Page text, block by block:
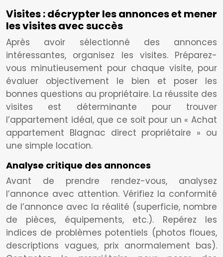
Visites : décrypter les annonces et mener
les visites avec succès
Après avoir sélectionné des annonces
intéressantes, organisez les visites. Préparez-
vous minutieusement pour chaque visite, pour
évaluer objectivement le bien et poser les
bonnes questions au propriétaire. La réussite des
visites est déterminante pour trouver
l’appartement idéal, que ce soit pour un « Achat
appartement Blagnac direct propriétaire » ou
une simple location.
Analyse critique des annonces
Avant de prendre rendez-vous, analysez
l’annonce avec attention. Vérifiez la conformité
de l’annonce avec la réalité (superficie, nombre
de pièces, équipements, etc.). Repérez les
indices de problèmes potentiels (photos floues,
descriptions vagues, prix anormalement bas).